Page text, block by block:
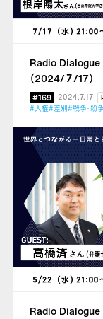
Radio Dialogue
（2024/７/17）
#169 2024.7.17
#人権#差別#戦争・紛
Radio Dialogue